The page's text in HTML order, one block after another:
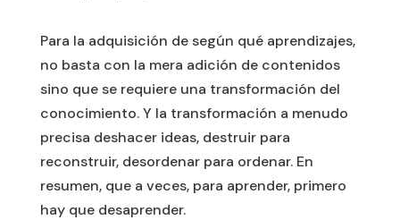
Para la adquisición de según qué aprendizajes,
no basta con la mera adición de contenidos
sino que se requiere una transformación del
conocimiento. Y la transformación a menudo
precisa deshacer ideas, destruir para
reconstruir, desordenar para ordenar. En
resumen, que a veces, para aprender, primero
hay que desaprender.